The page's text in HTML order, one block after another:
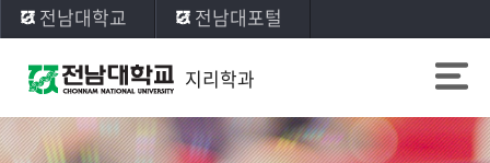
전남대학교 전남대포털
지리학과